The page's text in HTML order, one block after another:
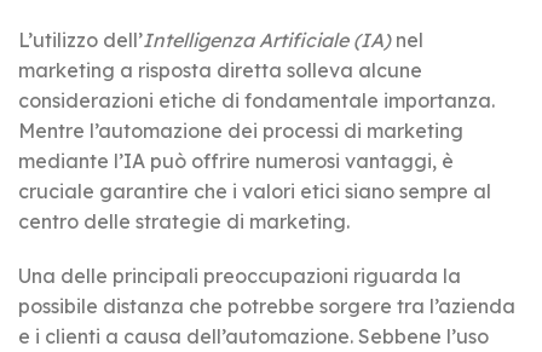
L’utilizzo dell’Intelligenza Artificiale (IA)nel
marketing a risposta diretta solleva alcune
considerazioni etiche di fondamentale importanza.
Mentre l’automazione dei processi di marketing
mediante l’IA può offrire numerosi vantaggi, è
cruciale garantire che i valori etici siano sempre al
centro delle strategie di marketing.
Una delle principali preoccupazioni riguarda la
possibile distanza che potrebbe sorgere tra l’azienda
e i clienti a causa dell’automazione. Sebbene l’uso